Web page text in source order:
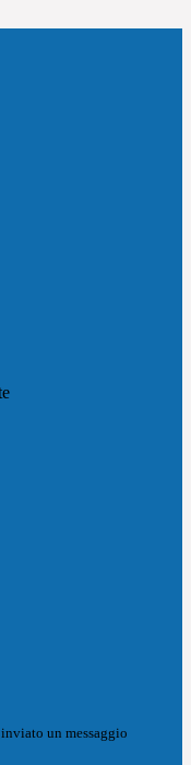
un messaggio